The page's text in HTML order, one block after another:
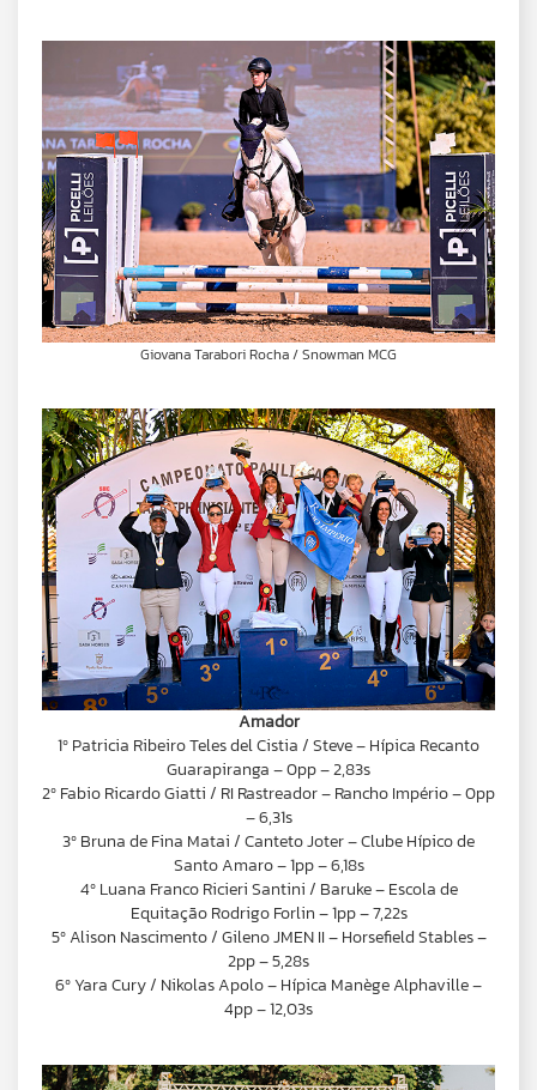
Giovana Tarabori Rocha / Snowman MCG
Amador
1º Patricia Ribeiro Teles del Cistia / Steve – Hípica Recanto
Guarapiranga – 0pp – 2,83s
2º Fabio Ricardo Giatti / RI Rastreador – Rancho Império – 0pp
– 6,31s
3º Bruna de Fina Matai / Canteto Joter – Clube Hípico de
Santo Amaro – 1pp – 6,18s
4º Luana Franco Ricieri Santini / Baruke – Escola de
Equitação Rodrigo Forlin – 1pp – 7,22s
5º Alison Nascimento / Gileno JMEN II – Horsefield Stables –
2pp – 5,28s
6º Yara Cury / Nikolas Apolo – Hípica Manège Alphaville –
4pp – 12,03s